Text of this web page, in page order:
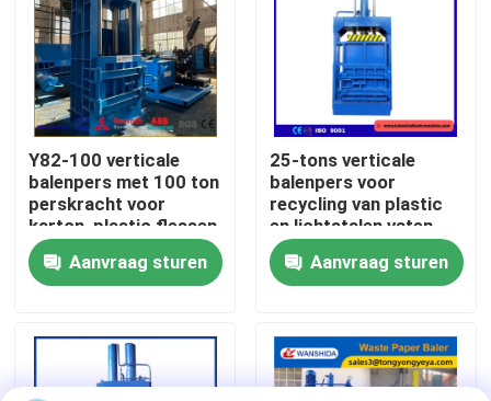
Kwaliteitscontrole
Neem contact met ons op
Nieuws
Gevallen
Industriële Persmachine
Y82-100 verticale
balenpers met 100 ton
perskracht voor
karton, plastic flessen
en oud papier
Aanvraag sturen
25-tons verticale
balenpers voor
recycling van plastic
en lichtstalen vaten
Aanvraag sturen